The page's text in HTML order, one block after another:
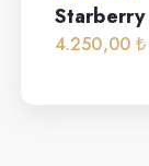
Starberry
4.250,00 ₺